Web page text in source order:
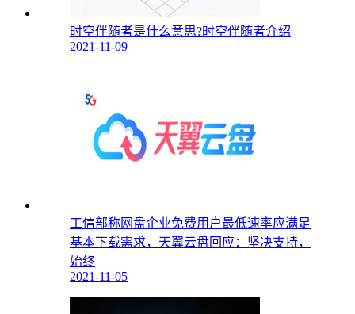
时空伴随者是什么意思?时空伴随者介绍
2021-11-09
工信部称网盘企业免费用户最低速率应满足
基本下载需求，天翼云盘回应：坚决支持，
始终
2021-11-05